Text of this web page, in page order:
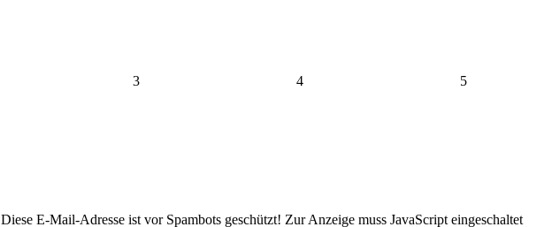
3 4 5
Diese E-Mail-Adresse ist vor Spambots geschützt! Zur Anzeige muss JavaScript eingeschaltet